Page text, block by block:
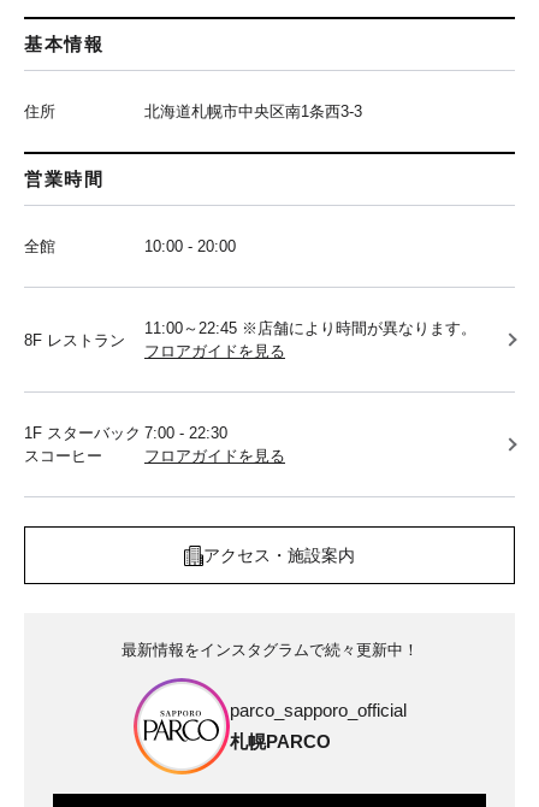
基本情報
住所 北海道札幌市中央区南1条西3-3
営業時間
全館 10:00 - 20:00
8F レストラン
11:00～22:45 ※店舗により時間が異なります。
フロアガイドを見る
1F スターバック
スコーヒー
7:00 - 22:30
フロアガイドを見る
アクセス・施設案内
最新情報をインスタグラムで続々更新中！
parco_sapporo_official
札幌PARCO